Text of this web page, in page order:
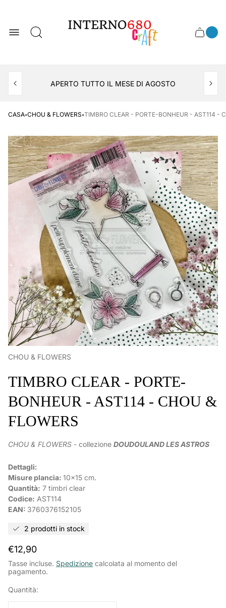
del
negozio
Cassetto
APERTO TUTTO IL MESE DI AGOSTO
CASA·CHOU & FLOWERS·TIMBRO CLEAR - PORTE-BONHEUR - AST114 -
CHOU & FLOWERS
TIMBRO CLEAR - PORTE-
BONHEUR - AST114 - CHOU &
FLOWERS
CHOU & FLOWERS - collezione DOUDOULAND LES ASTROS
Dettagli:
Misure plancia: 10x15 cm.
Quantità: 7 timbri clear
Codice: AST114
EAN: 3760376152105
2 prodotti in stock
Prezzo
normale
€12,90
Tasse incluse. Spedizione calcolata al momento del
pagamento.
Quantità: